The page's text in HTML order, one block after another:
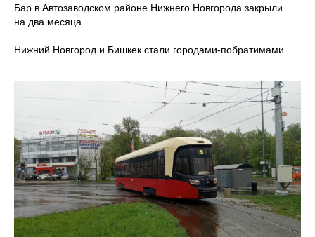
Бар в Автозаводском районе Нижнего Новгорода закрыли
на два месяца
Нижний Новгород и Бишкек стали городами-побратимами